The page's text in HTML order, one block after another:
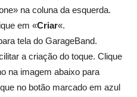
na coluna da esquerda.
em «Criar«.
tela do GarageBand.
a criação do toque. Clique
na imagem abaixo para
no botão marcado em azul